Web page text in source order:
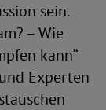
sein.
– Wie
kann“
Experten